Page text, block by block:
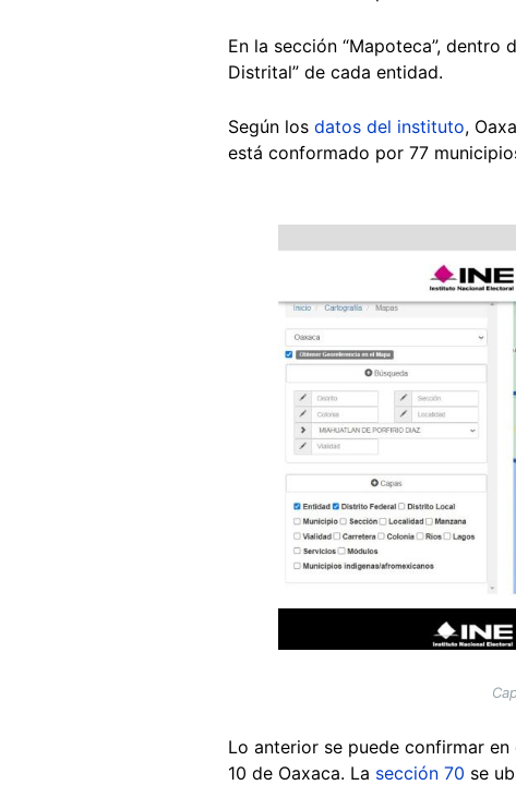
En la sección “Mapoteca”, dentro
Distrital” de cada entidad.
Según los datos del instituto,
está conformado por 77
Lo anterior se puede confirmar
10 de Oaxaca. La sección 70 se